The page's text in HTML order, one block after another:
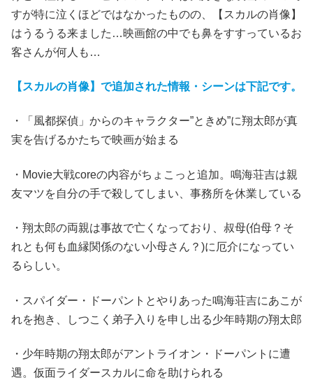
すが特に泣くほどではなかったものの、【スカルの肖像】
はうるうる来ました…映画館の中でも鼻をすすっているお
客さんが何人も…
【スカルの肖像】で追加された情報・シーンは下記です。
・「風都探偵」からのキャラクター”ときめ”に翔太郎が真
実を告げるかたちで映画が始まる
・Movie大戦coreの内容がちょこっと追加。鳴海荘吉は親
友マツを自分の手で殺してしまい、事務所を休業している
・翔太郎の両親は事故で亡くなっており、叔母(伯母？そ
れとも何も血縁関係のない小母さん？)に厄介になってい
るらしい。
・スパイダー・ドーパントとやりあった鳴海荘吉にあこが
れを抱き、しつこく弟子入りを申し出る少年時期の翔太郎
・少年時期の翔太郎がアントライオン・ドーパントに遭
遇。仮面ライダースカルに命を助けられる